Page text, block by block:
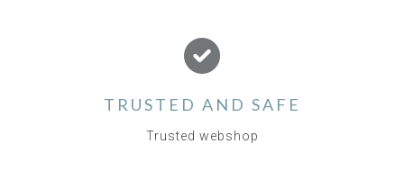
TRUSTED AND SAFE
Trusted webshop